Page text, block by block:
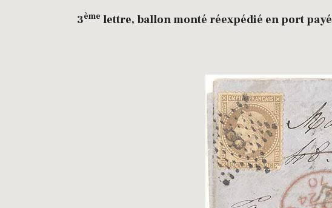
3ème lettre, ballon monté réexpédié en port payé